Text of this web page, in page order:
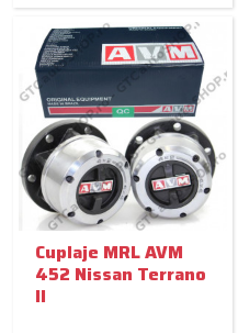
Cuplaje MRL AVM
452 Nissan Terrano
II